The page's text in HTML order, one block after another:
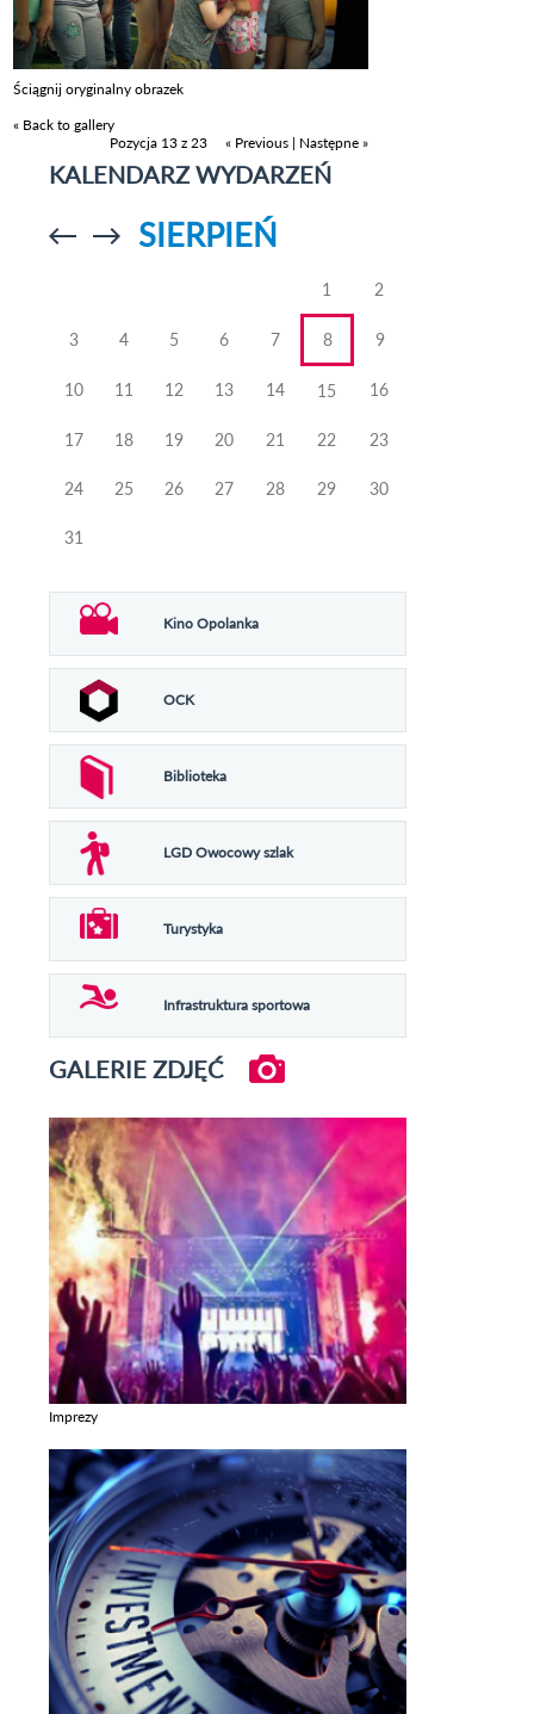
Ściągnij oryginalny obrazek
« Back to gallery
Pozycja 13 z 23
« Previous | Następne »
KALENDARZ WYDARZEŃ
Przejdź doPrzejdź do
SIERPIEŃ
1 2
3 4 5 6 7 8 9
10 11 12 13 14 15 16
17 18 19 20 21 22 23
24 25 26 27 28 29 30
31
Kino Opolanka
OCK
Biblioteka
LGD Owocowy szlak
Turystyka
Infrastruktura sportowa
GALERIE ZDJĘĆ
Imprezy